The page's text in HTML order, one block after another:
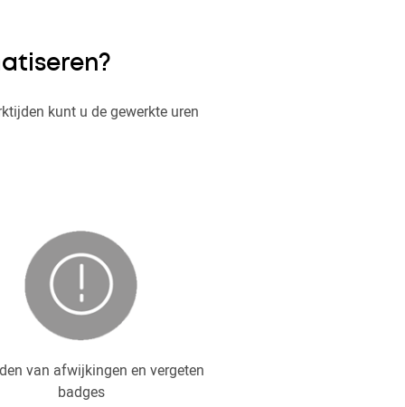
kunt u de gewerkte uren
van afwijkingen en vergeten
badges